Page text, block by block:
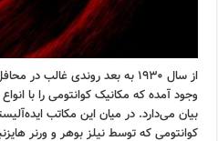
از سال ۱٩٣۰ به بعد روندی
وجود آمده که مکانیک کوانتومی را با
بیان می‌دارد. در میان این مکاتب
کوانتومی که توسط نیلز بوهر و ورنر